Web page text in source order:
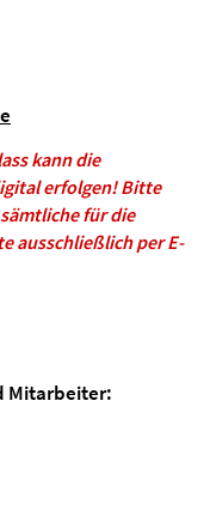
kann die
erfolgen! Bitte
für die
ausschließlich per E-
Mitarbeiter: